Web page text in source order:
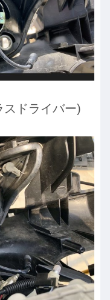
スドライバー)